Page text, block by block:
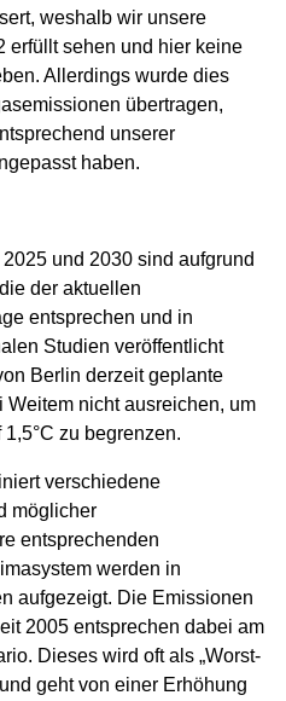
weshalb wir unsere
erfüllt sehen und hier keine
Allerdings wurde dies
übertragen,
unserer
haben.
und 2030 sind aufgrund
der aktuellen
entsprechen und in
Studien veröffentlicht
Berlin derzeit geplante
nicht ausreichen, um
zu begrenzen.
verschiedene
möglicher
entsprechenden
werden in
aufgezeigt. Die Emissionen
2005 entsprechen dabei am
Dieses wird oft als „Worst-
geht von einer Erhöhung